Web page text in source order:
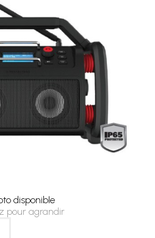
disponible
pour agrandir